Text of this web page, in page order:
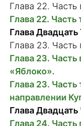
Глава 22. Часть
Глава 22. Часть
Глава
Глава 23. Часть
Глава 23.
«Яблоко».
Глава 23.
направлении
Глава
Глава 24.